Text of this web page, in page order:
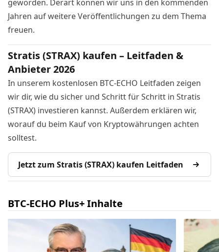
geworden. Derart können wir uns in den kommenden
Jahren auf weitere Veröffentlichungen zu dem Thema
freuen.
Stratis (STRAX) kaufen – Leitfaden &
Anbieter 2026
In unserem kostenlosen BTC-ECHO Leitfaden zeigen
wir dir, wie du sicher und Schritt für Schritt in Stratis
(STRAX) investieren kannst. Außerdem erklären wir,
worauf du beim Kauf von Kryptowährungen achten
solltest.
Jetzt zum Stratis (STRAX) kaufen Leitfaden
BTC-ECHO Plus+ Inhalte